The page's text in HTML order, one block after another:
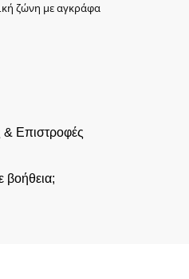
Επιστροφές
βοήθεια;
ζώνη με αγκράφα